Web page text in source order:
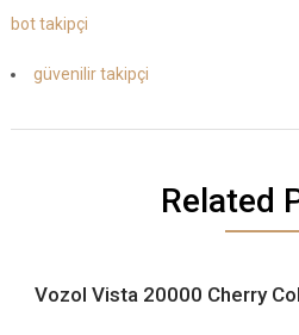
bot takipçi
güvenilir takipçi
Related
Vozol Vista 20000 Cherry